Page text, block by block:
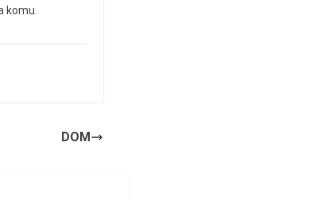
komu.
DOM